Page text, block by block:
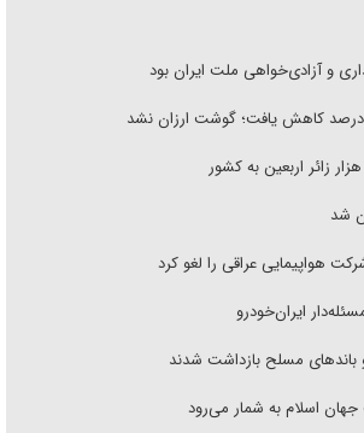
و آزادی‌خواهی ملت ایران بود
شد
هواپیمایی عراقی را لغو کرد
ایران‌خودرو
اسلام به شمار می‌رود